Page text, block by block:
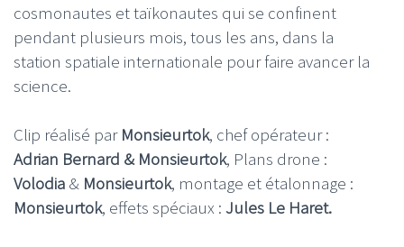
cosmonautes et taïkonautes qui se confinent
pendant plusieurs mois, tous les ans, dans la
station spatiale internationale pour faire avancer la
science.
Clip réalisé par Monsieurtok, chef opérateur :
Adrian Bernard & Monsieurtok, Plans drone :
Volodia & Monsieurtok, montage et étalonnage :
Monsieurtok, effets spéciaux : Jules Le Haret.